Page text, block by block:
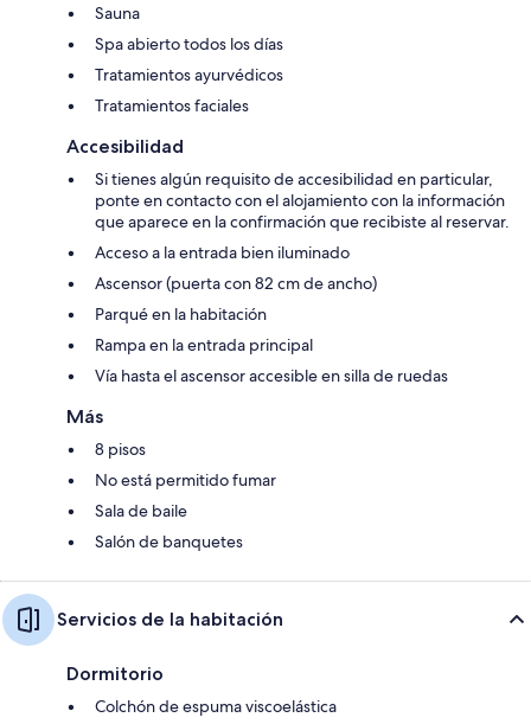
Sauna
Spa abierto todos los días
Tratamientos ayurvédicos
Tratamientos faciales
Accesibilidad
Si tienes algún requisito de accesibilidad en particular,
ponte en contacto con el alojamiento con la información
que aparece en la confirmación que recibiste al reservar.
Acceso a la entrada bien iluminado
Ascensor (puerta con 82 cm de ancho)
Parqué en la habitación
Rampa en la entrada principal
Vía hasta el ascensor accesible en silla de ruedas
Más
8 pisos
No está permitido fumar
Sala de baile
Salón de banquetes
Servicios de la habitación
Dormitorio
Colchón de espuma viscoelástica